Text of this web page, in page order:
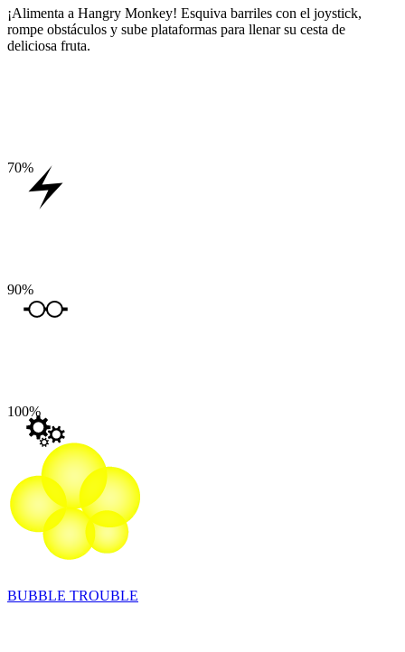
¡Alimenta a Hangry Monkey! Esquiva barriles con el joystick,
rompe obstáculos y sube plataformas para llenar su cesta de
deliciosa fruta.
70%
90%
100%
BUBBLE TROUBLE